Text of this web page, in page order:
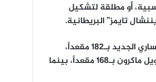
مع غياب أغلبية نسبية، أو مطلقة لتشكيل
تايمز” البريطانية.
ومع إحصاء معظم الدوائر الانتخابية، تقدمت الجبهة الشعبية للتحالف اليساري الجديد بـ182 مقعداً،
وفق إحصائيات “لوموند” الفرنسية، تلاها التحالف الوسطي للرئيس إيمانويل ماكرون بـ168 مقعداً، بينما